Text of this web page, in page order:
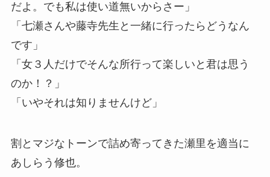
だよ。でも私は使い道無いからさー」
「七瀬さんや藤寺先生と一緒に行ったらどうなん
です」
「女３人だけでそんな所行って楽しいと君は思う
のか！？」
「いやそれは知りませんけど」
割とマジなトーンで詰め寄ってきた瀬里を適当に
あしらう修也。